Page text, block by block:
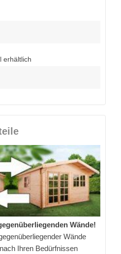
erhältlich
Wände!
Wände
Ihren Bedürfnissen